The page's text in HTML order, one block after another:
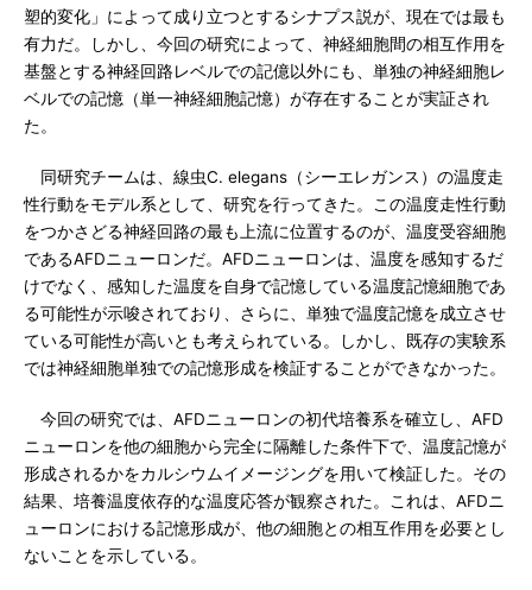
塑的変化」によって成り立つとするシナプス説が、現在では最も
有力だ。しかし、今回の研究によって、神経細胞間の相互作用を
基盤とする神経回路レベルでの記億以外にも、単独の神経細胞レ
ベルでの記憶（単一神経細胞記憶）が存在することが実証され
た。
同研究チームは、線虫C. elegans（シーエレガンス）の温度走
性行動をモデル系として、研究を行ってきた。この温度走性行動
をつかさどる神経回路の最も上流に位置するのが、温度受容細胞
であるAFDニューロンだ。AFDニューロンは、温度を感知するだ
けでなく、感知した温度を自身で記憶している温度記憶細胞であ
る可能性が示唆されており、さらに、単独で温度記憶を成立させ
ている可能性が高いとも考えられている。しかし、既存の実験系
では神経細胞単独での記憶形成を検証することができなかった。
今回の研究では、AFDニューロンの初代培養系を確立し、AFD
ニューロンを他の細胞から完全に隔離した条件下で、温度記憶が
形成されるかをカルシウムイメージングを用いて検証した。その
結果、培養温度依存的な温度応答が観察された。これは、AFDニ
ューロンにおける記憶形成が、他の細胞との相互作用を必要とし
ないことを示している。